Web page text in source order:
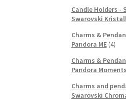
Candle Holders -
Swarovski
Charms &
Pandora ME (4)
Charms &
Pandora Moments
Charms and
Swarovski